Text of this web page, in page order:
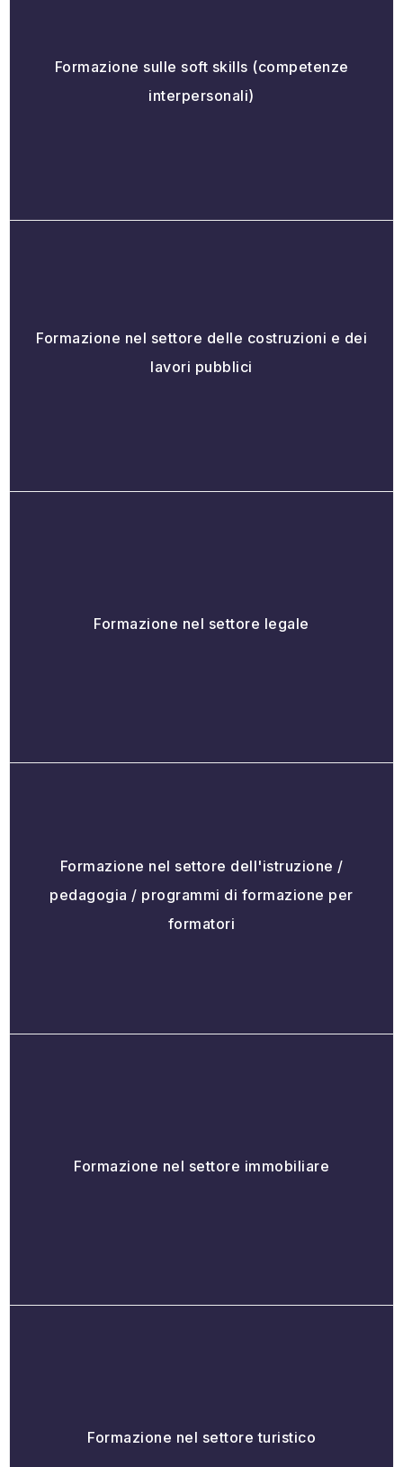
Formazione sulle soft skills (competenze
interpersonali)
Formazione nel settore delle costruzioni e dei
lavori pubblici
Formazione nel settore legale
Formazione nel settore dell'istruzione /
pedagogia / programmi di formazione per
formatori
Formazione nel settore immobiliare
Formazione nel settore turistico